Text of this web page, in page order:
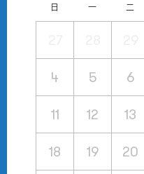
日 一 二
4 5 6
11 12 13
18 19 20